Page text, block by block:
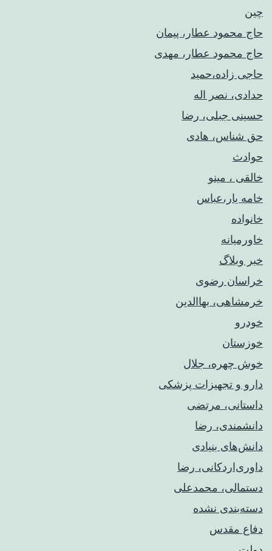
چین
حاج محمود عطار، پیمان
حاج محمود عطار، مهدی
حاجی زاده،حمید
حدادی، نصر اله
حسینی جبلی، رضا
حق شناس، هادی
حوادث
خالقی ، مینو
خامه یار،عباس
خانواده
خاورمیانه
خبر وبلاگ
خراسان رضوی
خرمشاهی، بهاالدین
خودرو
خوزستان
خوش چهره، جلال
دارو و تجهیزات پزشکی
داستانی، مرتضی
دانشمندی، رضا
دانش‌های بنیادی
داوری‌اردکانی، رضا
دستمالی، محمدعلی
دسته‌بندی نشده
دفاع مقدس